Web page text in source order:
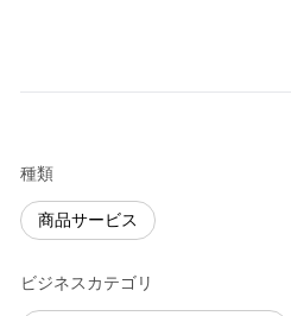
種類
商品サービス
ビジネスカテゴリ